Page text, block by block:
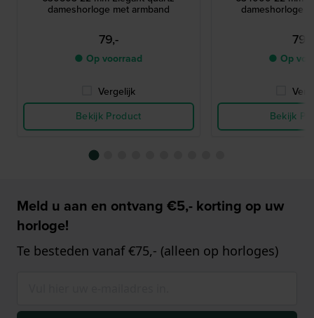
dameshorloge met armband
79,-
● Op voorraad
Vergelijk
Bekijk Product
dameshorloge
79,-
● Op
Bekijk
Meld u aan en ontvang €5,- korting op uw
horloge!
Te besteden vanaf €75,- (alleen op horloges)